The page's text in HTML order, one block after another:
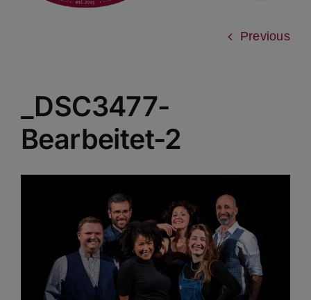
Previous
_DSC3477-
Bearbeitet-2